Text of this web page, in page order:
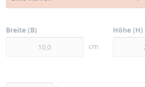
Breite (B)
cm
Höhe (H)